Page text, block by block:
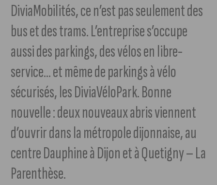
DiviaMobilités, ce n’est pas seulement des
bus et des trams. L’entreprise s’occupe
aussi des parkings, des vélos en libre-
service… et même de parkings à vélo
sécurisés, les DiviaVéloPark. Bonne
nouvelle : deux nouveaux abris viennent
d’ouvrir dans la métropole dijonnaise, au
centre Dauphine à Dijon et à Quetigny – La
Parenthèse.